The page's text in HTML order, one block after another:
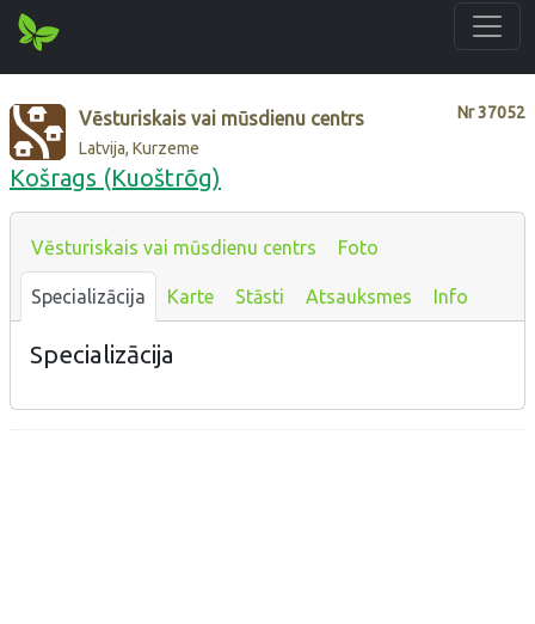
Nr37052
Vēsturiskais vai mūsdienu centrs
Latvija, Kurzeme
Košrags (Kuoštrõg)
Vēsturiskais vai mūsdienu centrs Foto
Specializācija Karte Stāsti Atsauksmes Info
Specializācija